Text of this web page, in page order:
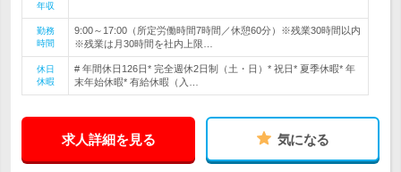
年収
勤務
時間
9:00～17:00（所定労働時間7時間／休憩60分）※残業30時間以内
※残業は月30時間を社内上限…
休日
休暇
# 年間休日126日* 完全週休2日制（土・日）* 祝日* 夏季休暇* 年
末年始休暇* 有給休暇（入…
求人詳細を見る 気になる